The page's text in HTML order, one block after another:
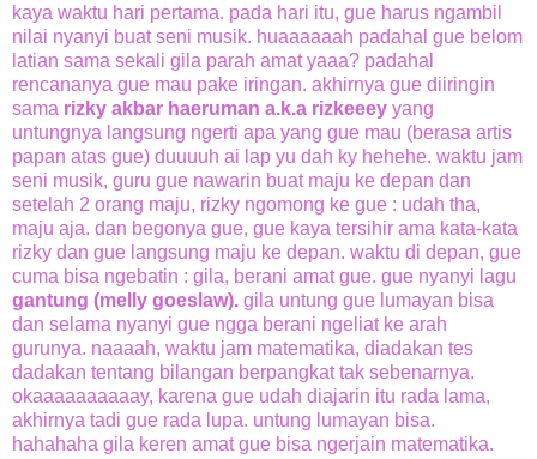
kaya waktu hari pertama. pada hari itu, gue harus ngambil
nilai nyanyi buat seni musik. huaaaaaah padahal gue belom
latian sama sekali gila parah amat yaaa? padahal
rencananya gue mau pake iringan. akhirnya gue diiringin
sama rizky akbar haeruman a.k.a rizkeeey yang
untungnya langsung ngerti apa yang gue mau (berasa artis
papan atas gue) duuuuh ai lap yu dah ky hehehe. waktu jam
seni musik, guru gue nawarin buat maju ke depan dan
setelah 2 orang maju, rizky ngomong ke gue : udah tha,
maju aja. dan begonya gue, gue kaya tersihir ama kata-kata
rizky dan gue langsung maju ke depan. waktu di depan, gue
cuma bisa ngebatin : gila, berani amat gue. gue nyanyi lagu
gantung (melly goeslaw). gila untung gue lumayan bisa
dan selama nyanyi gue ngga berani ngeliat ke arah
gurunya. naaaah, waktu jam matematika, diadakan tes
dadakan tentang bilangan berpangkat tak sebenarnya.
okaaaaaaaaaay, karena gue udah diajarin itu rada lama,
akhirnya tadi gue rada lupa. untung lumayan bisa.
hahahaha gila keren amat gue bisa ngerjain matematika.